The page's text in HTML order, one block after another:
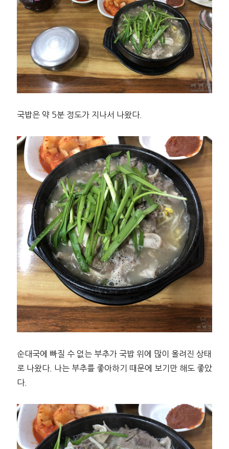
국밥은 약 5분 정도가 지나서 나왔다.
순대국에 빠질 수 없는 부추가 국밥 위에 많이 올려진 상태
로 나왔다. 나는 부추를 좋아하기 때문에 보기만 해도 좋았
다.